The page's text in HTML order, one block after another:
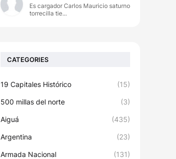
Es cargador Carlos Mauricio saturno
torrecilla tie...
CATEGORIES
19 Capitales Histórico (15)
500 millas del norte (3)
Aiguá (435)
Argentina (23)
Armada Nacional (131)